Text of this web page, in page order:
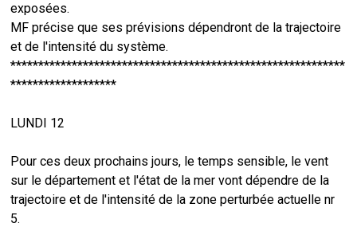
exposées.
MF précise que ses prévisions dépendront de la trajectoire
et de l'intensité du système.
************************************************************
*******************
LUNDI 12
Pour ces deux prochains jours, le temps sensible, le vent
sur le département et l'état de la mer vont dépendre de la
trajectoire et de l'intensité de la zone perturbée actuelle nr
5.